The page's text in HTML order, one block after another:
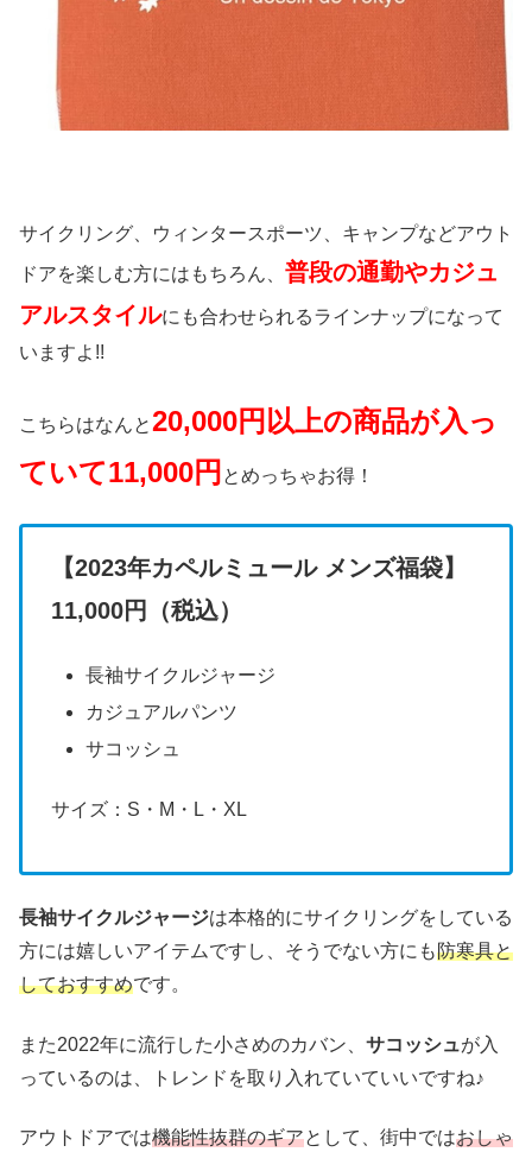
サイクリング、ウィンタースポーツ、キャンプなどアウト
ドアを楽しむ方にはもちろん、 普段の通勤やカジュ
アルスタイルにも合わせられるラインナップになって
いますよ!!
こちらはなんと20,000円以上の商品が入っ
ていて11,000円 とめっちゃお得！
【2023年カペルミュール メンズ福袋】
11,000円（税込）
長袖サイクルジャージ
カジュアルパンツ
サコッシュ
サイズ：S・M・L・XL
長袖サイクルジャージは本格的にサイクリングをしている
方には嬉しいアイテムですし、そうでない方にも防寒具と
しておすすめです。
また2022年に流行した小さめのカバン、 サコッシュが入
っているのは、トレンドを取り入れていていいですね♪
アウトドアでは機能性抜群のギアとして、街中ではおしゃ